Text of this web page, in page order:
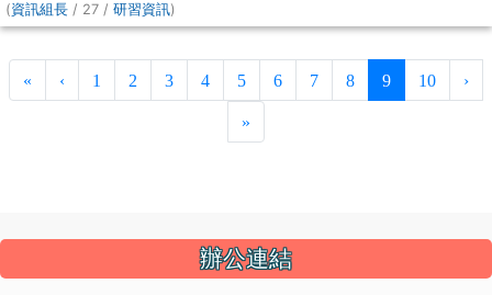
(資訊組長 / 27 / 研習資訊)
« ‹ 1 2 3 4 5 6 7 8 9(current)
10 ›
»
辦公連結